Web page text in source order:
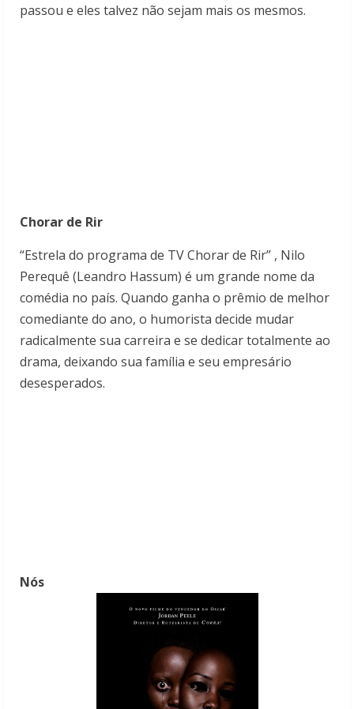
passou e eles talvez não sejam mais os mesmos.
Chorar de Rir
“Estrela do programa de TV Chorar de Rir” , Nilo
Perequê (Leandro Hassum) é um grande nome da
comédia no país. Quando ganha o prêmio de melhor
comediante do ano, o humorista decide mudar
radicalmente sua carreira e se dedicar totalmente ao
drama, deixando sua família e seu empresário
desesperados.
Nós